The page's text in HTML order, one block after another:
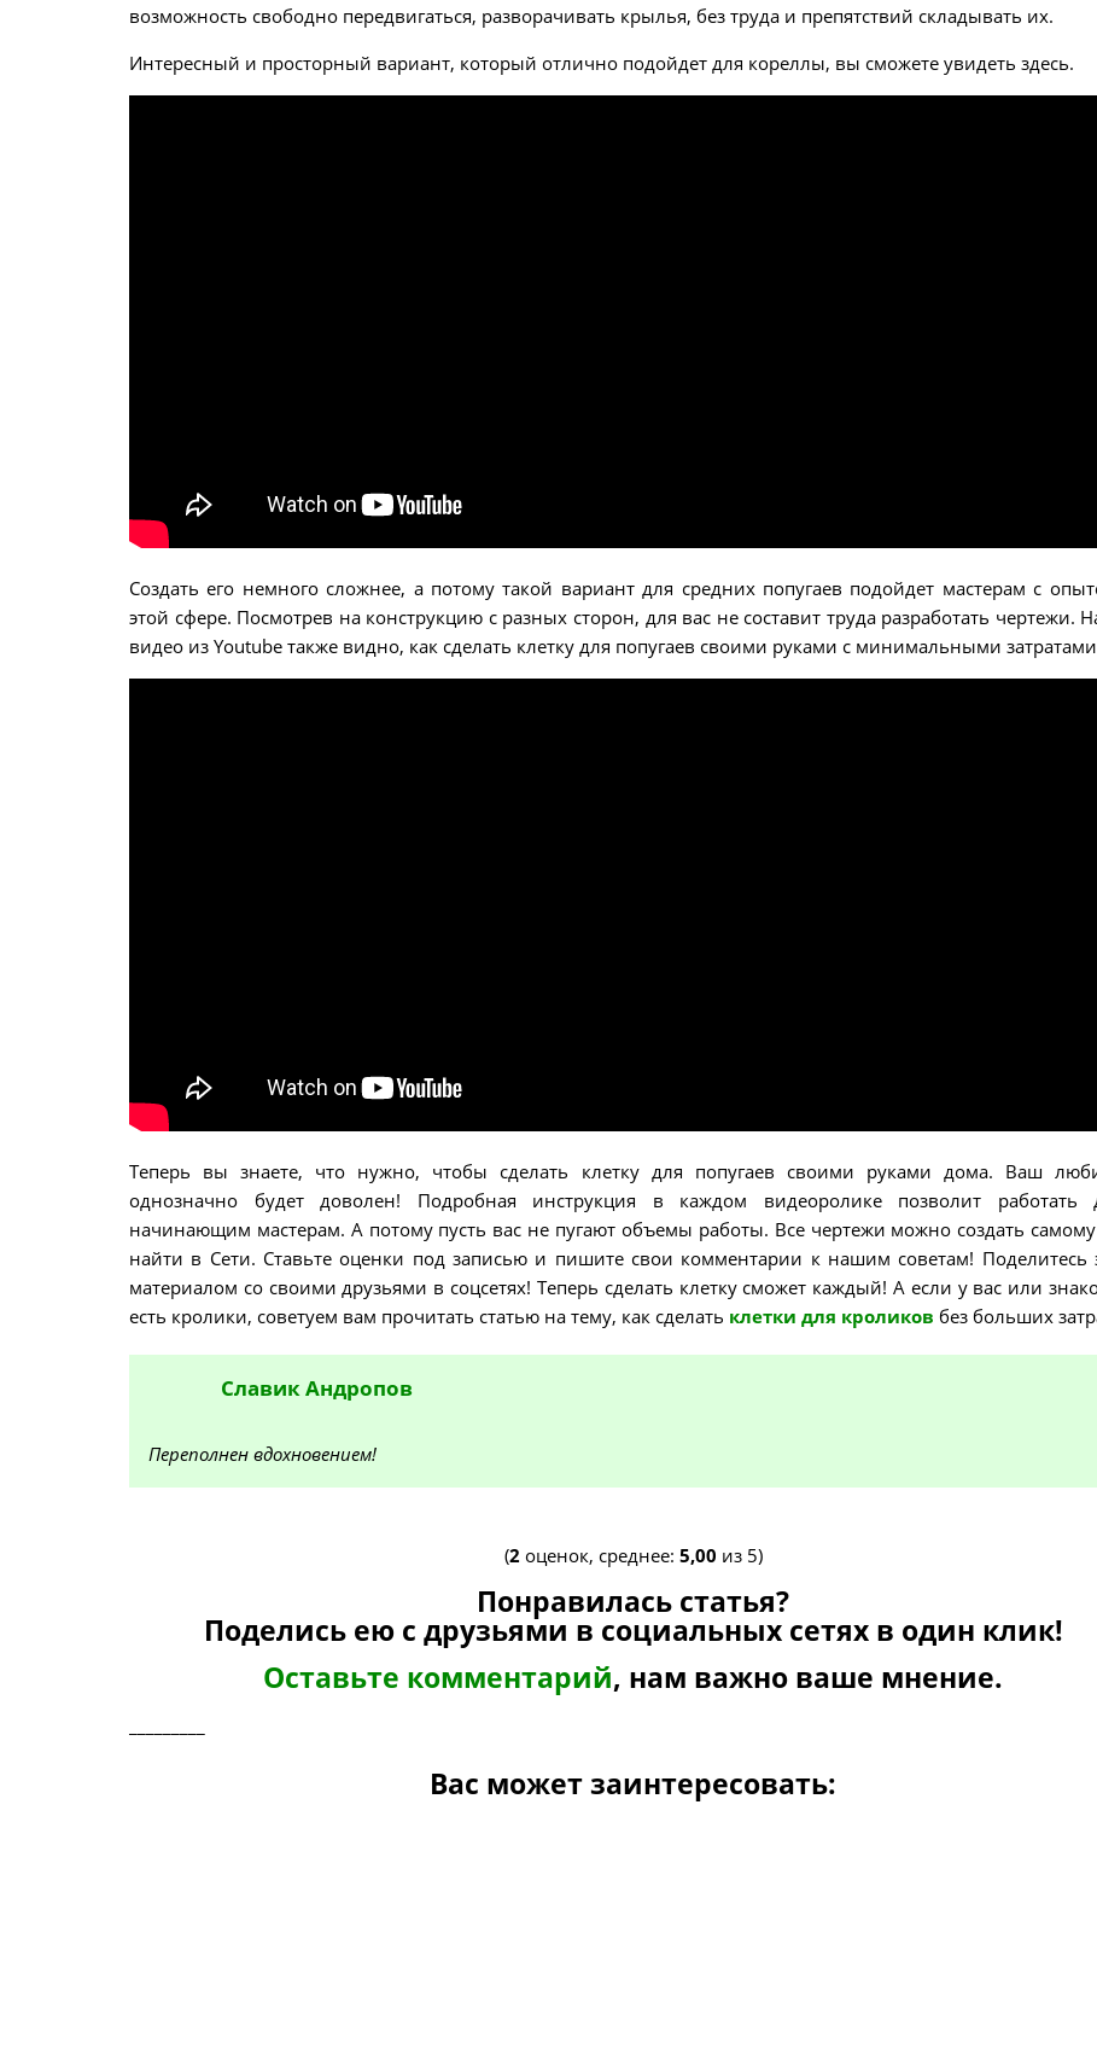
возможность свободно передвигаться, разворачивать крылья, без труда и препятствий складывать их.
Интересный и просторный вариант, который отлично подойдет для кореллы, вы сможете увидеть здесь.
Создать его немного сложнее, а потому такой вариант для средних попугаев подойдет мастерам с
этой сфере. Посмотрев на конструкцию с разных сторон, для вас не составит труда разработать чертежи.
видео из Youtube также видно, как сделать клетку для попугаев своими руками с минимальными
Теперь вы знаете, что нужно, чтобы сделать клетку для попугаев своими руками дома. Ваш
однозначно будет доволен! Подробная инструкция в каждом видеоролике позволит работать
начинающим мастерам. А потому пусть вас не пугают объемы работы. Все чертежи можно создать
найти в Сети. Ставьте оценки под записью и пишите свои комментарии к нашим советам! Поделитесь
материалом со своими друзьями в соцсетях! Теперь сделать клетку сможет каждый! А если у вас или
есть кролики, советуем вам прочитать статью на тему, как сделать клетки для кроликов без больших
Славик Андропов
Переполнен вдохновением!
(2 оценок, среднее: 5,00 из 5)
Понравилась статья?
Поделись ею с друзьями в социальных сетях в один клик!
Оставьте комментарий, нам важно ваше мнение.
Вас может заинтересовать: